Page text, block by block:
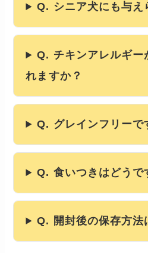
Q. シニア犬にも与え
Q. チキンアレルギー
れますか？
Q. グレインフリーで
Q. 食いつきはどうで
Q. 開封後の保存方法